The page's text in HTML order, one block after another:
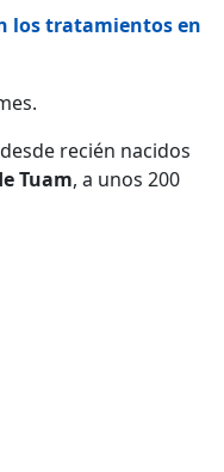
los tratamientos en
recién nacidos
Tuam, a unos 200